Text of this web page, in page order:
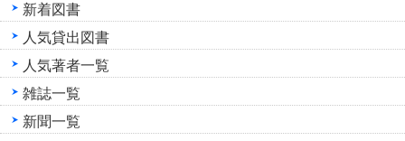
新着図書
人気貸出図書
人気著者一覧
雑誌一覧
新聞一覧